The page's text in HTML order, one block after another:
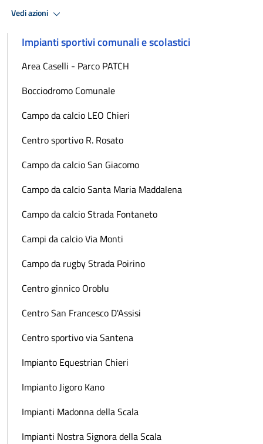
Vedi azioni
Impianti sportivi comunali e scolastici
Area Caselli - Parco PATCH
Bocciodromo Comunale
Campo da calcio LEO Chieri
Centro sportivo R. Rosato
Campo da calcio San Giacomo
Campo da calcio Santa Maria Maddalena
Campo da calcio Strada Fontaneto
Campi da calcio Via Monti
Campo da rugby Strada Poirino
Centro ginnico Oroblu
Centro San Francesco D'Assisi
Centro sportivo via Santena
Impianto Equestrian Chieri
Impianto Jigoro Kano
Impianti Madonna della Scala
Impianti Nostra Signora della Scala